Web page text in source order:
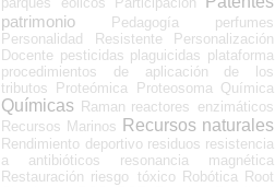
patrimonio
Pedagogía
perfumes
Personalidad Resistente
Personalización
Docente pesticidas plaguicidas plataforma
procedimientos de aplicación de los
tributos
Proteómica Proteosoma Química
Químicas Raman reactores enzimáticos
Recursos Marinos Recursos naturales
Rendimiento deportivo residuos resistencia
a antibióticos
resonancia magnética
Restauración riesgo tóxico Robótica Root